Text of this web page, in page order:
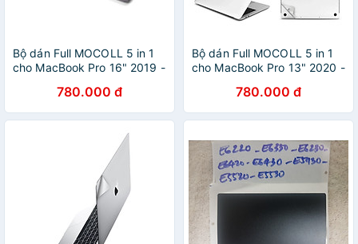
Bộ dán Full MOCOLL 5 in 1
cho MacBook Pro 16" 2019 -
780.000 đ
Bộ dán Full MOCOLL 5 in 1
cho MacBook Pro 13" 2020 -
780.000 đ